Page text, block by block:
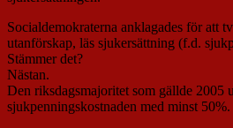
Socialdemokraterna anklagades för att
utanförskap, läs sjukersättning (f.d.
Stämmer det?
Nästan.
Den riksdagsmajoritet som gällde 2005
sjukpenningskostnaden med minst 50%.